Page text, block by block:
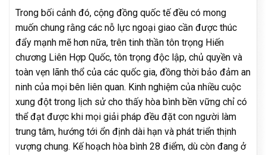
Trong bối cảnh đó, cộng đồng quốc tế đều có mong
muốn chung rằng các nỗ lực ngoại giao cần được thúc
đẩy mạnh mẽ hơn nữa, trên tinh thần tôn trọng Hiến
chương Liên Hợp Quốc, tôn trọng độc lập, chủ quyền và
toàn vẹn lãnh thổ của các quốc gia, đồng thời bảo đảm an
ninh của mọi bên liên quan. Kinh nghiệm của nhiều cuộc
xung đột trong lịch sử cho thấy hòa bình bền vững chỉ có
thể đạt được khi mọi giải pháp đều đặt con người làm
trung tâm, hướng tới ổn định dài hạn và phát triển thịnh
vượng chung. Kế hoạch hòa bình 28 điểm, dù còn đang ở